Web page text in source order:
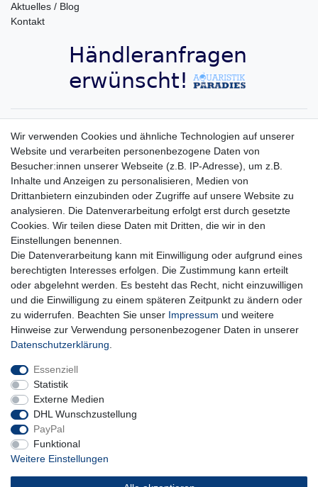
Aktuelles / Blog
Kontakt
Aquaristik-Paradies Newsletter
E-MAIL **
Newsletter
Honig
Hiermit bestätige ich, dass ich dieDaten­schutz­erklärunggelesen habe. Meine
Einwilligung kann ich jederzeit widerrufen.**
** Hierbei handelt es sich um ein Pflichtfeld.
Impressum Daten­schutz­erklärung AGB
Wir verwenden Cookies und ähnliche Technologien auf unserer
Website und verarbeiten personenbezogene Daten von
Besucher:innen unserer Webseite (z.B. IP-Adresse), um z.B.
Inhalte und Anzeigen zu personalisieren, Medien von
Drittanbietern einzubinden oder Zugriffe auf unsere Website zu
analysieren. Die Datenverarbeitung erfolgt erst durch gesetzte
Cookies. Wir teilen diese Daten mit Dritten, die wir in den
Einstellungen benennen.
Die Datenverarbeitung kann mit Einwilligung oder aufgrund eines
berechtigten Interesses erfolgen. Die Zustimmung kann erteilt
oder abgelehnt werden. Es besteht das Recht, nicht einzuwilligen
und die Einwilligung zu einem späteren Zeitpunkt zu ändern oder
zu widerrufen. Beachten Sie unser Impressum und weitere
Hinweise zur Verwendung personenbezogener Daten in unserer
Daten­schutz­erklärung
Essenziell
Statistik
Externe Medien
DHL Wunschzustellung
PayPal
Funktional
Weitere Einstellungen